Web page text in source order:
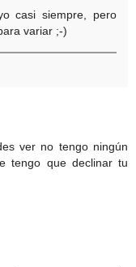
casi siempre, pero
variar ;-)
ver no tengo ningún
tengo que declinar tu